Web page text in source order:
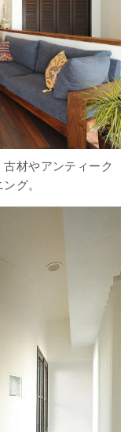
材やアンティーク
グ。